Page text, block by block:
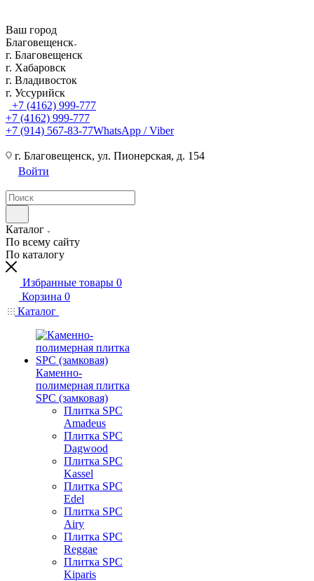
Ваш город
Благовещенск
г. Благовещенск
г. Хабаровск
г. Владивосток
г. Уссурийск
+7 (4162) 999-777
+7 (4162) 999-777
+7 (914) 567-83-77WhatsApp / Viber
г. Благовещенск, ул. Пионерская, д. 154
Войти
Каталог
По всему сайту
По каталогу
Избранные товары 0
Корзина 0
Каталог
Каменно-
полимерная плитка
SPC (замковая)
Плитка SPC
Amadeus
Плитка SPC
Dagwood
Плитка SPC
Kassel
Плитка SPC
Edel
Плитка SPC
Airy
Плитка SPC
Reggae
Плитка SPC
Kiparis